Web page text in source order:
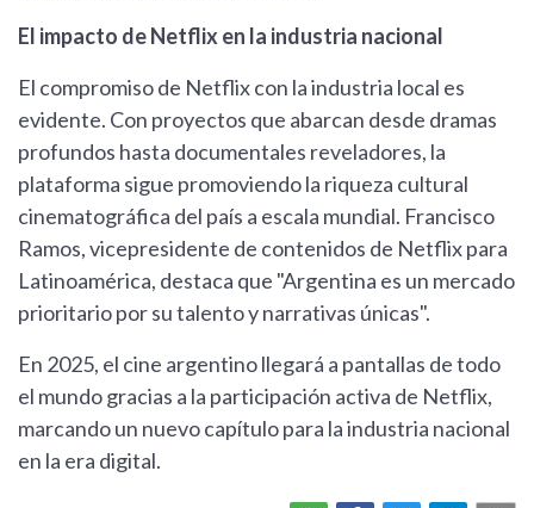
El impacto de Netflix en la industria nacional
El compromiso de Netflix con la industria local es
evidente. Con proyectos que abarcan desde dramas
profundos hasta documentales reveladores, la
plataforma sigue promoviendo la riqueza cultural
cinematográfica del país a escala mundial. Francisco
Ramos, vicepresidente de contenidos de Netflix para
Latinoamérica, destaca que "Argentina es un mercado
prioritario por su talento y narrativas únicas".
En 2025, el cine argentino llegará a pantallas de todo
el mundo gracias a la participación activa de Netflix,
marcando un nuevo capítulo para la industria nacional
en la era digital.